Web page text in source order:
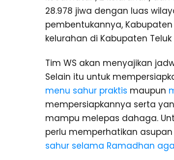
28.978 jiwa dengan luas
pembentukannya,
kelurahan di Kabupaten
Tim WS akan menyajikan
Selain itu untuk
menu sahur praktis maupun
mempersiapkannya serta
mampu melepas dahaga.
perlu memperhatikan
sahur selama Ramadhan